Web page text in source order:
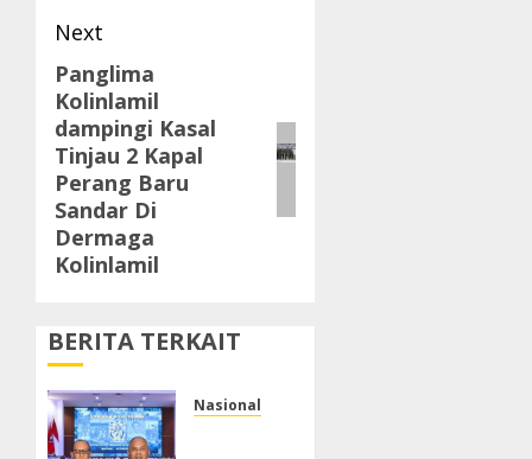
Next
Next
post:
Panglima
Kolinlamil
dampingi Kasal
Tinjau 2 Kapal
Perang Baru
Sandar Di
Dermaga
Kolinlamil
BERITA TERKAIT
Nasional